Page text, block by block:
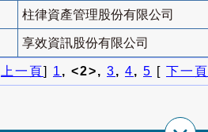
柱律資產管理股份有限公司
享效資訊股份有限公司
上一頁] 1, <2>, 3, 4, 5 [ 下一頁